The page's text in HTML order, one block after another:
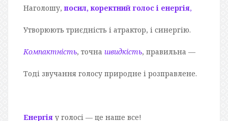
Наголошу, посил, коректний голос і енергія,
Утворюють триєдність і атрактор, і синергію.
Компактність, точна швидкість, правильна —
Тоді звучання голосу природне і розправлене.
Енергія у голосі — це наше все!